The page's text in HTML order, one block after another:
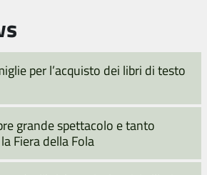
per l’acquisto dei libri di testo
grande spettacolo e tanto
Fiera della Fola